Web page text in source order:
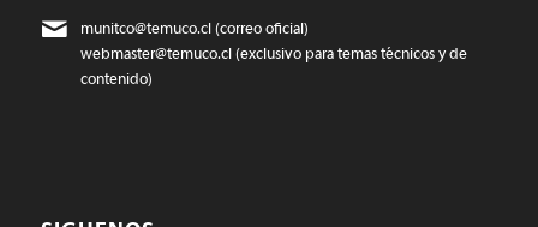
munitco@temuco.cl(correo oficial)
webmaster@temuco.cl(exclusivo para temas técnicos y de
contenido)